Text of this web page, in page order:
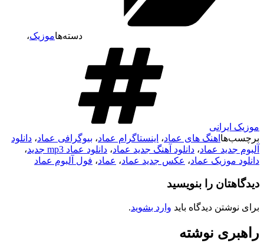
دسته‌هاموزیک،
موزیک ایرانی
برچسب‌ها اهنگ های عماد، اینستاگرام عماد، بیوگرافی عماد، دانلود
آلبوم جدید عماد، دانلود آهنگ جدید عماد، دانلود عماد mp3 جدید
،
دانلود موزیک عماد، عکس جدید عماد، عماد، فول آلبوم عماد
دیدگاهتان را بنویسید
برای نوشتن دیدگاه باید وارد بشوید.
راهبری نوشته